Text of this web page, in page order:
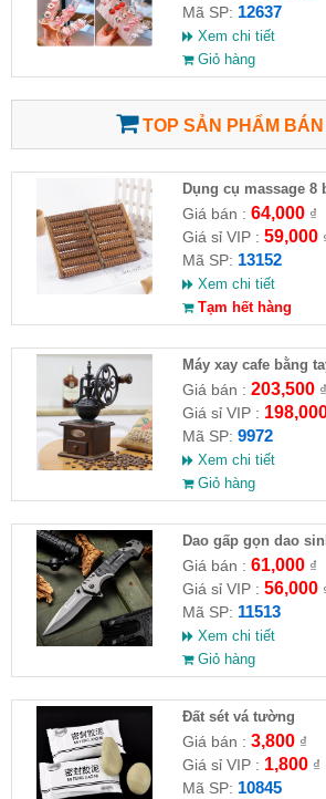
Mã SP: 12637
Xem chi tiết
Giỏ hàng
TOP SẢN PHẨM
Dụng cụ massage 8
Giá bán : 64,000₫
Giá sỉ VIP : 59,000
Mã SP: 13152
Xem chi tiết
Tạm hết hàng
Máy xay cafe bằng
Giá bán : 203,500₫
Giá sỉ VIP :
Mã SP: 9972
Xem chi tiết
Giỏ hàng
Dao gấp gọn dao
Giá bán : 61,000₫
Giá sỉ VIP : 56,000
Mã SP: 11513
Xem chi tiết
Giỏ hàng
Đất sét vá tường
Giá bán : 3,800₫
Giá sỉ VIP : 1,800₫
Mã SP: 10845